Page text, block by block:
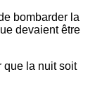
bombarder la
devaient être
que la nuit soit